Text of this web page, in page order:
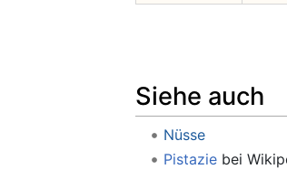
Siehe auch
Nüsse
Pistaziebei